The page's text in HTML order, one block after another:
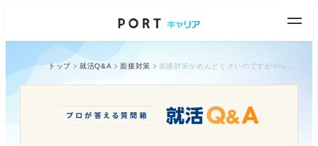
トップ 就活Q&A 面接対策